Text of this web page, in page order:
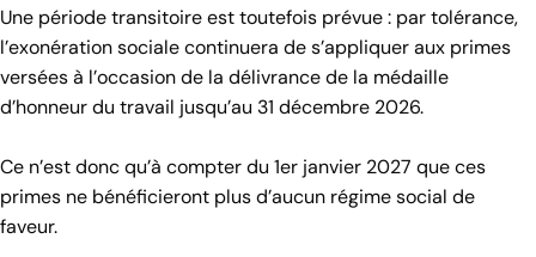
Une période transitoire est toutefois prévue : par tolérance,
l’exonération sociale continuera de s’appliquer aux primes
versées à l’occasion de la délivrance de la médaille
d’honneur du travail jusqu’au 31 décembre 2026.
Ce n’est donc qu’à compter du 1er janvier 2027 que ces
primes ne bénéficieront plus d’aucun régime social de
faveur.